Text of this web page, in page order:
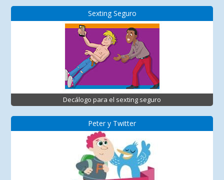
Sexting Seguro
Decálogo para el sexting seguro
Peter y Twitter